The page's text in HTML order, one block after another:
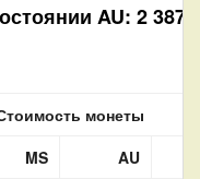
AU: 2 387
монеты
MS
AU